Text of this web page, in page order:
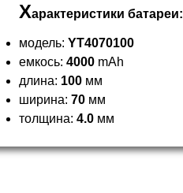
Характеристики батареи:
модель:YT4070100
емкось:4000 mAh
длина: 100 мм
ширина:70 мм
толщина:4.0 мм